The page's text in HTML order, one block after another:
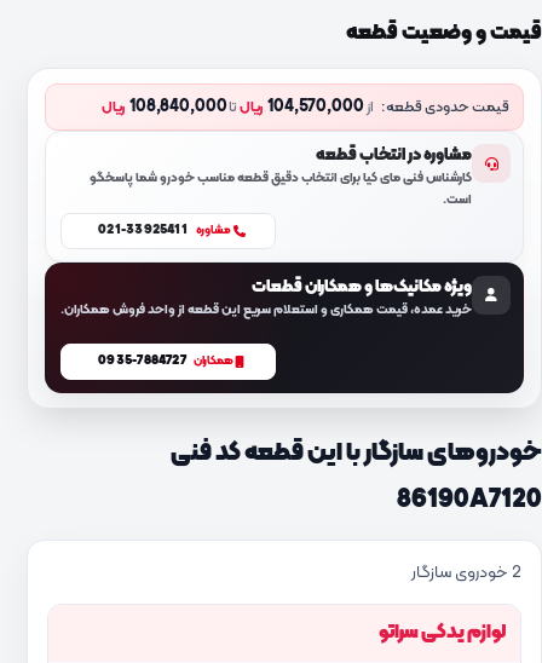
قیمت و وضعیت قطعه
قیمت حدودی قطعه: از104,570,000 ریالتا108,840,000 ریال
مشاوره در انتخاب قطعه
کارشناس فنی مای کیا برای انتخاب دقیق قطعه مناسب خودرو شما پاسخگو
است.
مشاوره 021-33925411
ویژه مکانیک‌ها و همکاران قطعات
خرید عمده، قیمت همکاری و استعلام سریع این قطعه از واحد فروش همکاران.
همکاران 0935-7884727
خودروهای سازگار با این قطعه کد فنی
86190A7120
2 خودروی سازگار
لوازم یدکی سراتو